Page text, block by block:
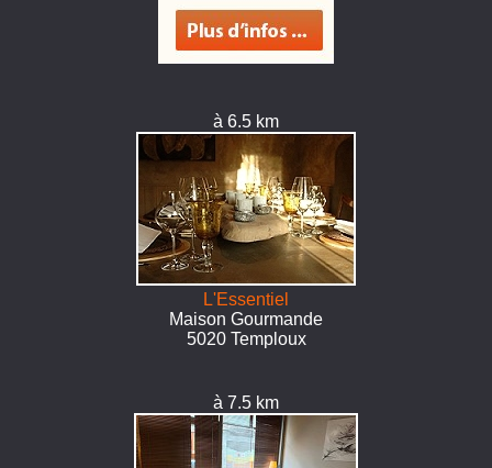
à 6.5 km
L'Essentiel
Maison Gourmande
5020 Temploux
à 7.5 km